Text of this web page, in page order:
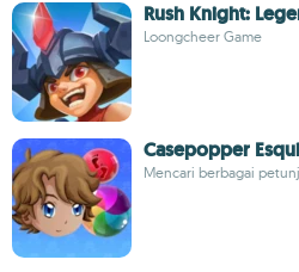
Rush Knight:
Loongcheer Game
Casepopper
Mencari berbagai